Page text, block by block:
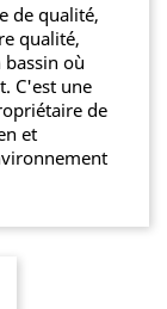
de qualité,
qualité,
où
C'est une
de
et